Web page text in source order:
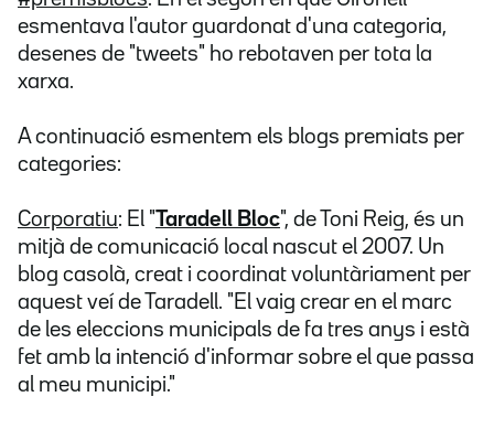
esmentava l'autor guardonat d'una categoria,
desenes de "tweets" ho rebotaven per tota la
xarxa.
A continuació esmentem els blogs premiats per
categories:
Corporatiu: El "Taradell Bloc", de Toni Reig, és un
mitjà de comunicació local nascut el 2007. Un
blog casolà, creat i coordinat voluntàriament per
aquest veí de Taradell. "El vaig crear en el marc
de les eleccions municipals de fa tres anys i està
fet amb la intenció d'informar sobre el que passa
al meu municipi."